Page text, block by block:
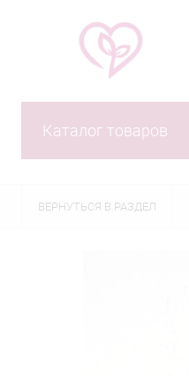
Каталог товаров
ВЕРНУТЬСЯ В РАЗДЕЛ